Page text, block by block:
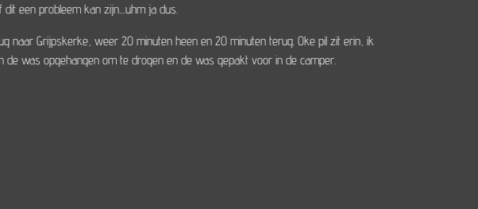
een probleem kan zijn....uhm ja dus.
naar Grijpskerke, weer 20 minuten heen en 20 minuten terug. Oke pil zit erin, ik
was opgehangen om te drogen en de was gepakt voor in de camper.